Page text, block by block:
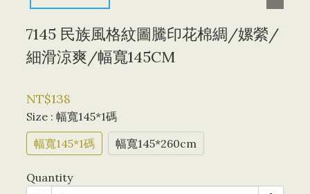
7145 民族風格紋圖騰印花棉綢/嫘縈/
細滑涼爽/幅寬145CM
NT$138
Size : 幅寬145*1碼
幅寬145*1碼
幅寬145*260cm
Quantity